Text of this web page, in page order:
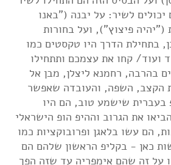
לשיר: על יבנה ("באנו
פיצוץ"), ועל בחורות
בתחילת הדרך היו טקסטים כמו
ועוד/ קחו את עצמכם ותתחילו
בהרבה, רחמנא ליצלן, מבן אל
הקצב, השפה, והעובדה שאפשר
בעברית שישמע טוב, הם היו
את הגרוב וההיפ הופ הישראלי
הם עשו בלאגן ופרובוקציות כמו
כאן - בקליפ הראשון שלהם הם
על זה שהם אימפריה עד שזה הפך